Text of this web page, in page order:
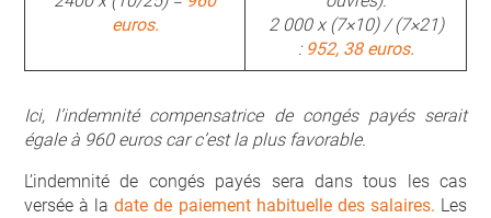
euros.
2 000 x (7×10) / (7×21)
: 952, 38 euros.
Ici, l’indemnité compensatrice de congés payés serait
égale à 960 euroscar c’est la plus favorable.
L’indemnité de congés payés sera dans tous les cas
versée à ladate de paiement habituelle des salaires. Les